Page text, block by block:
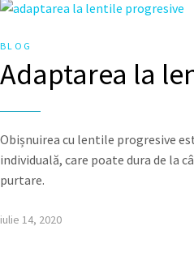
BLOG
Adaptarea la
Obișnuirea cu lentile progresive
individuală, care poate dura de la
purtare.
iulie 14, 2020